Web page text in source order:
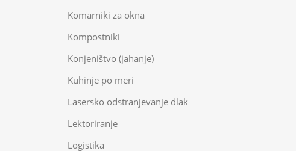
Komarniki za okna
Kompostniki
Konjeništvo (jahanje)
Kuhinje po meri
Lasersko odstranjevanje dlak
Lektoriranje
Logistika